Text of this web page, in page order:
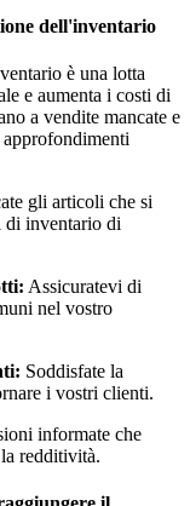
dell'inventario
è una lotta
e aumenta i costi di
a vendite mancate e
gli articoli che si
di inventario di
Assicuratevi di
nel vostro
Soddisfate la
i vostri clienti.
informate che
redditività.